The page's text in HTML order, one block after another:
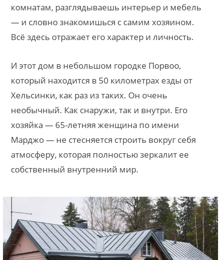
комнатам, разглядываешь интерьер и мебель
— и словно знакомишься с самим хозяином.
Всё здесь отражает его характер и личность.
И этот дом в небольшом городке Порвоо,
который находится в 50 километрах езды от
Хельсинки, как раз из таких. Он очень
необычный. Как снаружи, так и внутри. Его
хозяйка — 65-летняя женщина по имени
Марджо — не стесняется строить вокруг себя
атмосферу, которая полностью зеркалит ее
собственный внутренний мир.